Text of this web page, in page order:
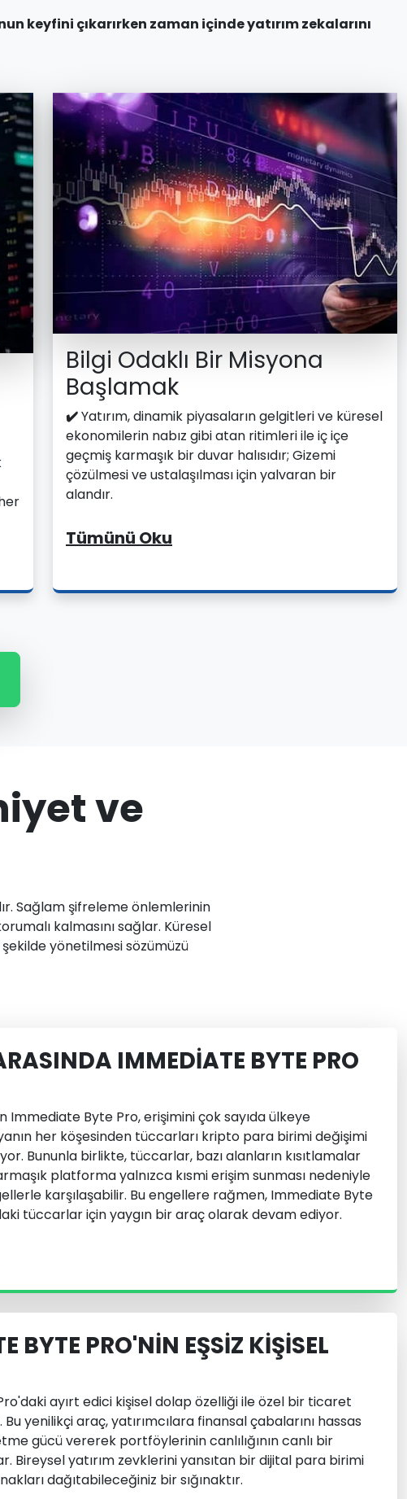
keyfini çıkarırken zaman içinde yatırım zekalarını
Bilgi Odaklı Bir Misyona
Başlamak
✔️Yatırım, dinamik piyasaların gelgitleri ve küresel
ekonomilerin nabız gibi atan ritimleri ile iç içe
geçmiş karmaşık bir duvar halısıdır; Gizemi
çözülmesi ve ustalaşılması için yalvaran bir
alandır.
Tümünü Oku
ve
Sağlam şifreleme önlemlerinin
kalmasını sağlar. Küresel
yönetilmesi sözümüzü
IMMEDIATE BYTE PRO
Immediate Byte Pro, erişimini çok sayıda ülkeye
her köşesinden tüccarları kripto para birimi değişimi
Bununla birlikte, tüccarlar, bazı alanların kısıtlamalar
platforma yalnızca kısmi erişim sunması nedeniyle
karşılaşabilir. Bu engellere rağmen, Immediate Byte
tüccarlar için yaygın bir araç olarak devam ediyor.
BYTE PRO'NIN EŞSIZ KIŞISEL
ayırt edici kişisel dolap özelliği ile özel bir ticaret
Bu yenilikçi araç, yatırımcılara finansal çabalarını hassas
gücü vererek portföylerinin canlılığının canlı bir
Bireysel yatırım zevklerini yansıtan bir dijital para birimi
dağıtabileceğiniz bir sığınaktır.